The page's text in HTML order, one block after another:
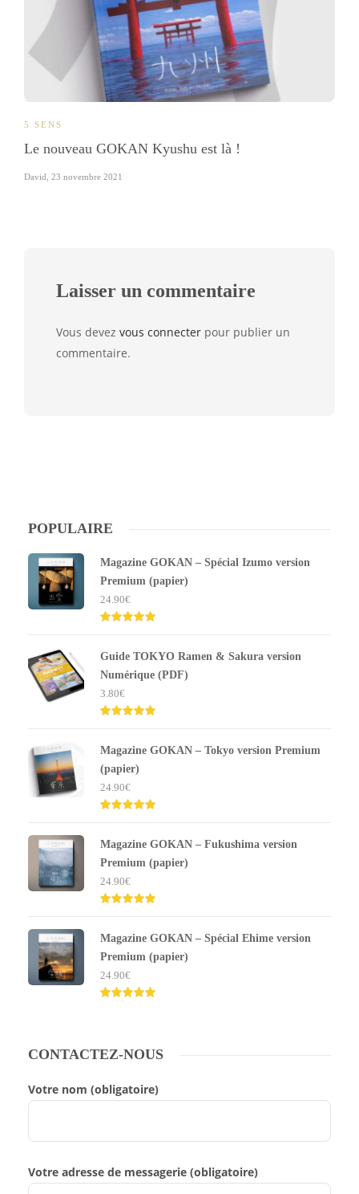
5 SENS
Le nouveau GOKAN Kyushu est là !
David, 23 novembre 2021
Laisser un commentaire
Vous devez vous connecter pour publier un
commentaire.
POPULAIRE
Magazine GOKAN – Spécial Izumo version
Premium (papier)
24.90€
sur 5
Guide TOKYO Ramen & Sakura version
Numérique (PDF)
3.80€
sur 5
Magazine GOKAN – Tokyo version Premium
(papier)
24.90€
sur 5
Magazine GOKAN – Fukushima version
Premium (papier)
24.90€
sur 5
Magazine GOKAN – Spécial Ehime version
Premium (papier)
24.90€
CONTACTEZ-NOUS
Votre nom (obligatoire)
Votre adresse de messagerie (obligatoire)